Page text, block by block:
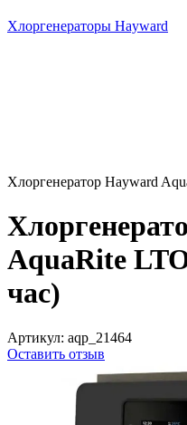
Хлоргенераторы Hayward
Хлоргенератор Hayward
AquaRite
час)
Артикул: aqp_21464
Оставить отзыв